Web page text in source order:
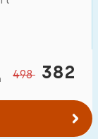
498 382